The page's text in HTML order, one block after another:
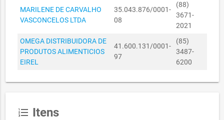
SECRETARIA
DA
EDUCAÇÃO
DA
16.900,00
MARILENE DE CARVALHO
VASCONCELOS LTDA
35.043.876/0001-
08
(88)
3671-
2021
OMEGA DISTRIBUIDORA DE
PRODUTOS ALIMENTICIOS
EIREL
41.600.131/0001-
97
(85)
3487-
6200
format_list_numbered Itens